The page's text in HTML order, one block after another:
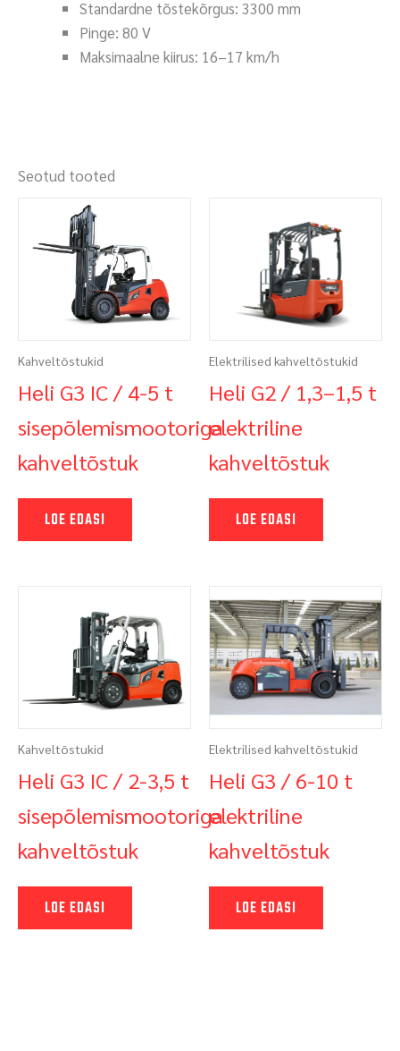
Standardne tõstekõrgus: 3300 mm
Pinge: 80 V
Maksimaalne kiirus: 16–17 km/h
Seotud tooted
Kahveltõstukid
Heli G3 IC / 4-5 t
sisepõlemismootoriga
kahveltõstuk
LOE EDASI
Elektrilised kahveltõstukid
Heli G2 / 1,3–1,5 t
elektriline
kahveltõstuk
LOE EDASI
Kahveltõstukid
Heli G3 IC / 2-3,5 t
sisepõlemismootoriga
kahveltõstuk
LOE EDASI
Elektrilised kahveltõstukid
Heli G3 / 6-10 t
elektriline
kahveltõstuk
LOE EDASI